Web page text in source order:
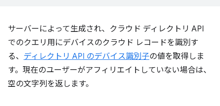
サーバーによって生成され、クラウド ディレクトリ API
でのクエリ用にデバイスのクラウド レコードを識別す
る、 ディレクトリ API のデバイス識別子の値を取得しま
す。現在のユーザーがアフィリエイトしていない場合は、
空の文字列を返します。